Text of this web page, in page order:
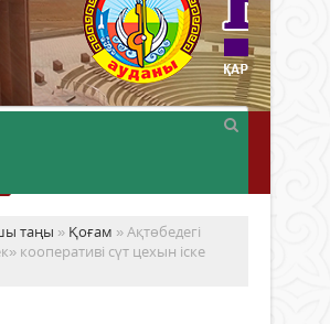
таңы » Қоғам » Ақтөбедегі
кооперативі сүт цехын іске